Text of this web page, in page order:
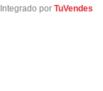
Integrado por TuVendes